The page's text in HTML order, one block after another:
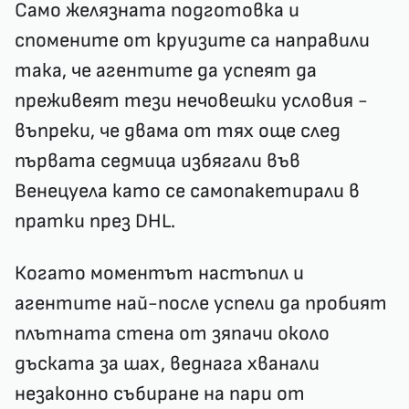
Само желязната подготовка и
спомените от круизите са направили
така, че агентите да успеят да
преживеят тези нечовешки условия -
въпреки, че двама от тях още след
първата седмица избягали във
Венецуела като се самопакетирали в
пратки през DHL.
Когато моментът настъпил и
агентите най-после успели да пробият
плътната стена от зяпачи около
дъската за шах, веднага хванали
незаконно събиране на пари от